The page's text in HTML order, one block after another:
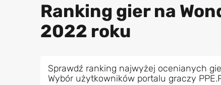
Ranking gier na
2022 roku
Sprawdź ranking najwyżej ocenianych
Wybór użytkowników portalu graczy